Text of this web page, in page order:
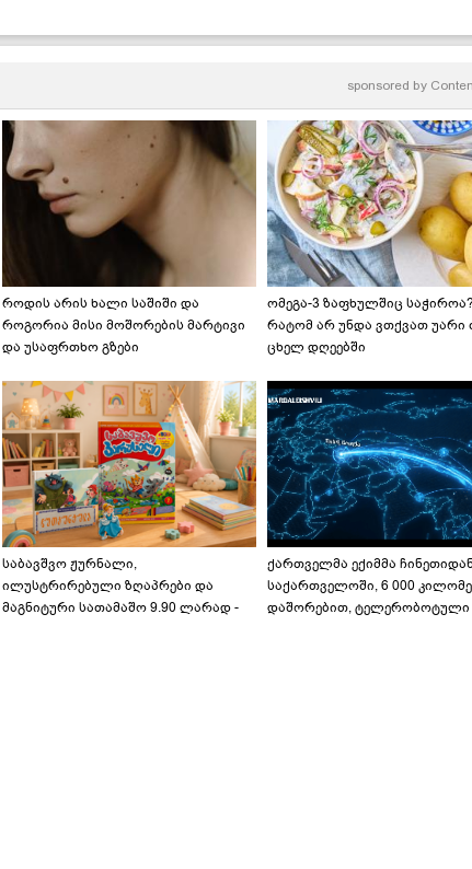
მობრაწულა
კარტოფილი
sponsored by
როდის არის ხალი საშიში და
როგორია მისი მოშორების მარტივი
და უსაფრთხო გზები
ომეგა-3 ზაფხულშიც
რატომ არ უნდა ვთქვათ უარი
ცხელ დღეებში
საბავშვო ჟურნალი,
ილუსტრირებული ზღაპრები და
მაგნიტური სათამაშო 9.90 ლარად -
ქართველმა ექიმმა
საქართველოში, 6 000
დაშორებით, ტელერობოტული